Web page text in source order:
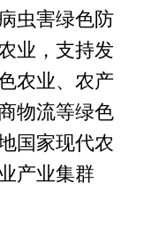
虫害绿色防
业，支持发
农业、农产
物流等绿色
国家现代农
产业集群